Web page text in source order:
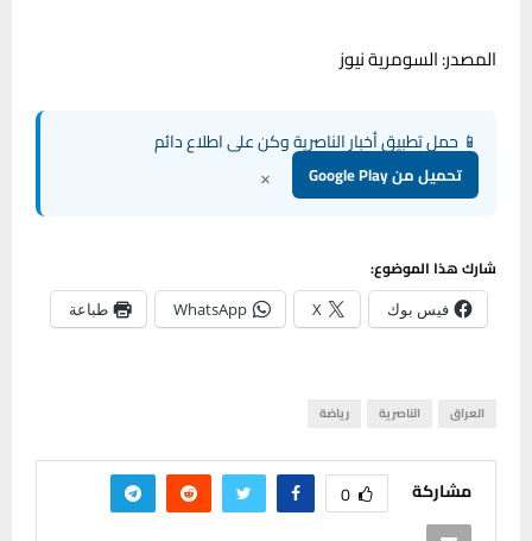
المصدر: السومرية نيوز
📱 حمل تطبيق أخبار الناصرية وكن على اطلاع دائم
تحميل من Google Play ×
شارك هذا الموضوع:
فيس بوك X
WhatsApp طباعة
العراق الناصرية رياضة
مشاركة 0